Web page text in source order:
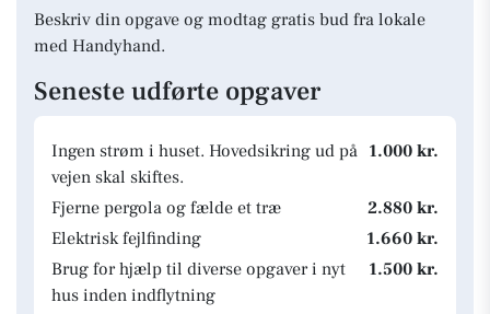
Beskriv din opgave og modtag gratis bud fra lokale
med Handyhand.
Seneste udførte opgaver
Ingen strøm i huset. Hovedsikring ud på
vejen skal skiftes.
1.000 kr.
Fjerne pergola og fælde et træ
2.880 kr.
Elektrisk fejlfinding
1.660 kr.
Brug for hjælp til diverse opgaver i nyt
hus inden indflytning
1.500 kr.